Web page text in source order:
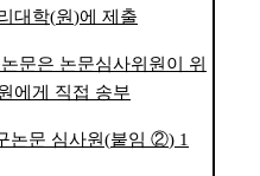
대학(원)에 제출
문은 논문심사위원이 위
에게 직접 송부
논문 심사원(붙임 ②) 1